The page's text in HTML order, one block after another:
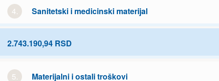
4. Sanitetski i medicinski materijal
2.743.190,94 RSD
5. Materijalni i ostali troškovi